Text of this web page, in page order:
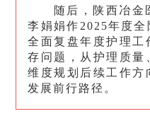
随后，陕西冶金
李娟娟作2025年度
全面复盘年度护理工
存问题，从护理质量
维度规划后续工作方
发展前行路径。